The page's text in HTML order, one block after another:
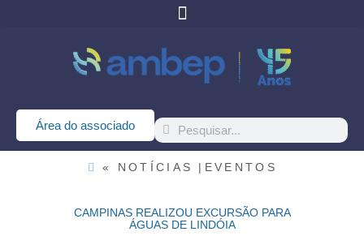
Área do associado
« NOTÍCIAS | EVENTOS
CAMPINAS REALIZOU EXCURSÃO PARA
ÁGUAS DE LINDÓIA